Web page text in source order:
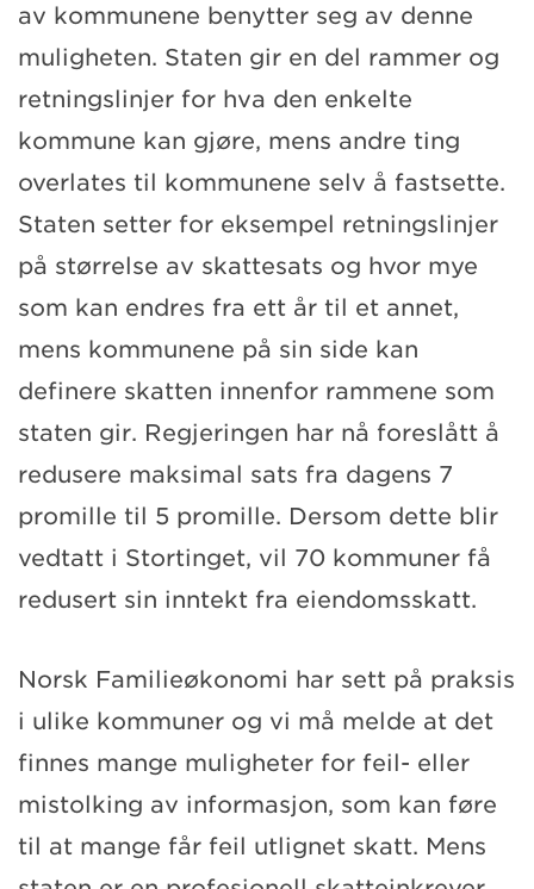
av kommunene benytter seg av denne
muligheten. Staten gir en del rammer og
retningslinjer for hva den enkelte
kommune kan gjøre, mens andre ting
overlates til kommunene selv å fastsette.
Staten setter for eksempel retningslinjer
på størrelse av skattesats og hvor mye
som kan endres fra ett år til et annet,
mens kommunene på sin side kan
definere skatten innenfor rammene som
staten gir. Regjeringen har nå foreslått å
redusere maksimal sats fra dagens 7
promille til 5 promille. Dersom dette blir
vedtatt i Stortinget, vil 70 kommuner få
redusert sin inntekt fra eiendomsskatt.
Norsk Familieøkonomi har sett på praksis
i ulike kommuner og vi må melde at det
finnes mange muligheter for feil- eller
mistolking av informasjon, som kan føre
til at mange får feil utlignet skatt. Mens